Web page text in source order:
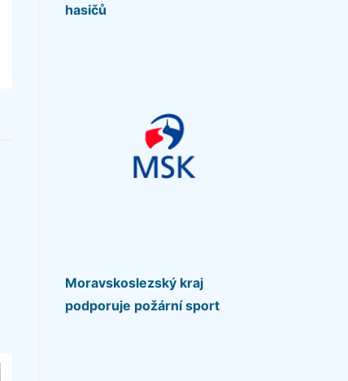
hasičů
Moravskoslezský kraj
podporuje požární sport